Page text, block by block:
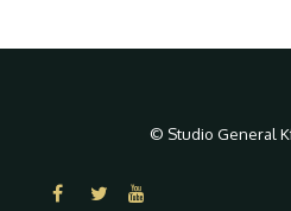
© Studio General